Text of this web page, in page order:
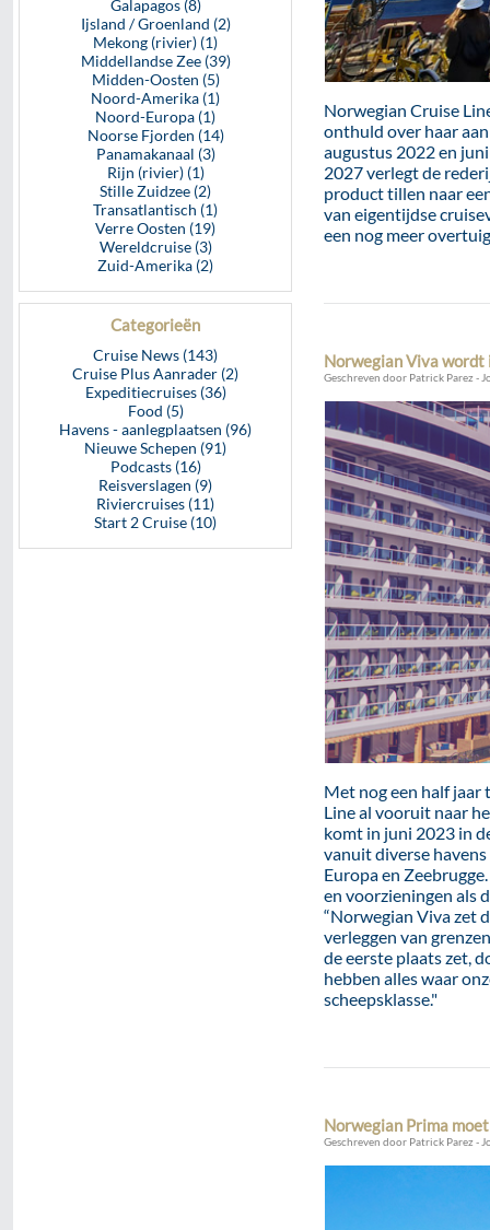
Galapagos (8)
Ijsland / Groenland (2)
Mekong (rivier) (1)
Middellandse Zee (39)
Midden-Oosten (5)
Noord-Amerika (1)
Noord-Europa (1)
Noorse Fjorden (14)
Panamakanaal (3)
Rijn (rivier) (1)
Stille Zuidzee (2)
Transatlantisch (1)
Verre Oosten (19)
Wereldcruise (3)
Zuid-Amerika (2)
Categorieën
Cruise News (143)
Cruise Plus Aanrader (2)
Expeditiecruises (36)
Food (5)
Havens - aanlegplaatsen (96)
Nieuwe Schepen (91)
Podcasts (16)
Reisverslagen (9)
Riviercruises (11)
Start 2 Cruise (10)
Norwegian Cruise
onthuld over haar
augustus 2022 en
2027 verlegt de
product tillen naar
van eigentijdse
een nog meer
Norwegian Viva
Geschreven door Patrick Parez -
Met nog een half jaar
Line al vooruit naar
komt in juni 2023 in
vanuit diverse
Europa en
en voorzieningen als
“Norwegian Viva zet
verleggen van
de eerste plaats zet,
hebben alles waar
scheepsklasse."
Norwegian Prima
Geschreven door Patrick Parez -